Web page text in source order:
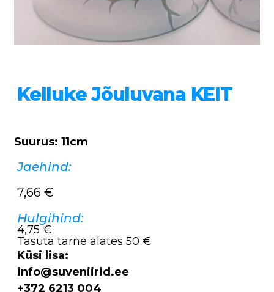
Kelluke Jõuluvana KEIT
Suurus: 11cm
Jaehind:
7,66 €
Hulgihind:
4,75 €
Tasuta tarne alates 50 €
Küsi lisa:
info@suveniirid.ee
+372 6213 004